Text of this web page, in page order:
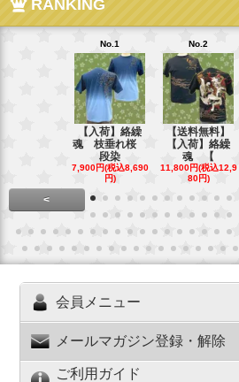
RANKING
No.1
【入荷】絡繰
魂 枝垂れ桜
段染
7,900円(税込8,690
円)
No.2
【送料無料】
【入荷】絡繰
魂 【
11,800円(税込12,9
80円)
<
会員メニュー
メールマガジン登録・解除
ご利用ガイド